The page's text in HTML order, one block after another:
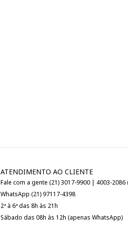
ATENDIMENTO AO CLIENTE
Fale com a gente (21) 3017-9900 | 4003-2086
WhatsApp (21) 97117-4398
2ª à 6ª das 8h às 21h
Sábado das 08h às 12h (apenas WhatsApp)